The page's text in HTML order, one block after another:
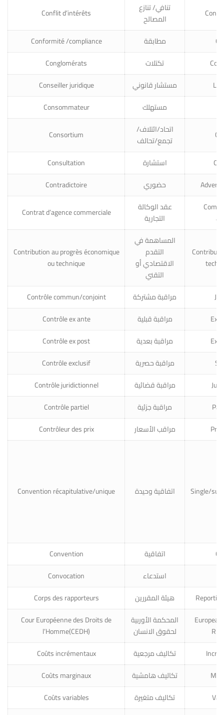
Conflit d’intérêts
تنافي/ تنازع
المصالح
Conformité /compliance مطابقة
Conglomérats
تكتلات
Conseiller juridique
مستشار قانوني
Consommateur
مستهلك
Consortium
اتحاد/ائتلاف/
تجمع/تحالف
Consultation استشارة
Contradictoire
حضوري
Contrat d’agence commerciale
عقد الوكالة
التجارية
Contribution au progrès économique
ou technique
المساهمة في
التقدم
الاقتصادي أو
التقني
Contrôle commun/conjoint مراقبة مشتركة
Contrôle ex ante
مراقبة قبلية
Ex
Contrôle ex post
مراقبة بعدية
Ex
Contrôle exclusif
مراقبة حصرية
Contrôle juridictionnel
مراقبة قضائية
Contrôle partiel
مراقبة جزئية
Contrôleur des prix
مراقب الأسعار
Convention récapitulative/unique اتفاقية وحيدة Single/
Convention اتفاقية
Convocation
استدعاء
Corps des rapporteurs
هيئة المقررين
Cour Européenne des Droits de
l’Homme(CEDH)
المحكمة الأوربية
لحقوق الانسان
Coûts incrémentaux
تكاليف مرجعية
Coûts marginaux
تكاليف هامشية
Coûts variables
تكاليف متغيرة